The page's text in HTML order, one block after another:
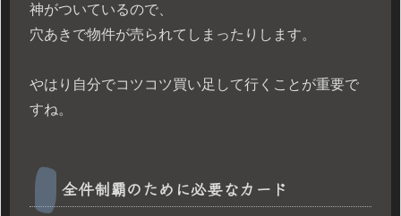
神がついているので、
穴あきで物件が売られてしまったりします。
やはり自分でコツコツ買い足して行くことが重要で
すね。
全件制覇のために必要なカード